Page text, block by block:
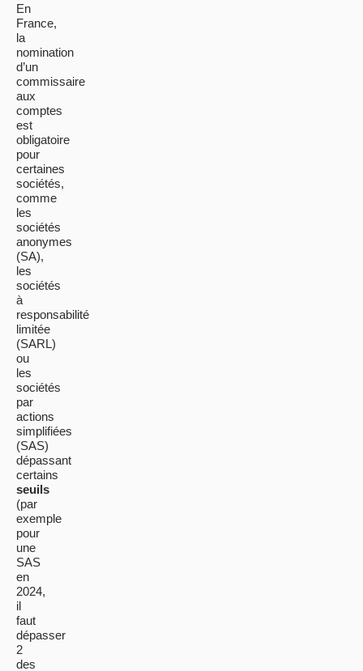
En
France,
la
nomination
d’un
commissaire
aux
comptes
est
obligatoire
pour
certaines
sociétés,
comme
les
sociétés
anonymes
(SA),
les
sociétés
à
responsabilité
limitée
(SARL)
ou
les
sociétés
par
actions
simplifiées
(SAS)
dépassant
certains
seuils
(par
exemple
pour
une
SAS
en
2024,
il
faut
dépasser
2
des